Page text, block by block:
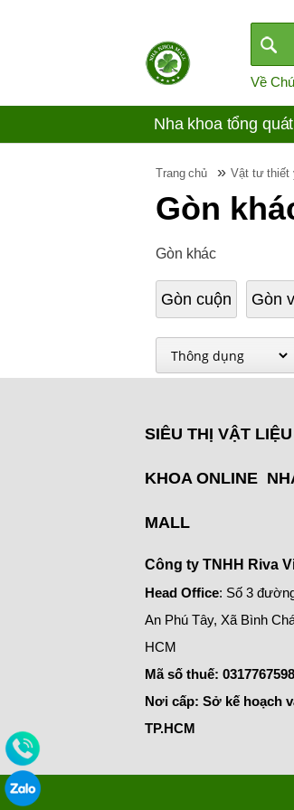
Về
Nha khoa tổng quát
Trang chủ »Vật tư thiết
Gòn
Gòn khác
Gòn cuộn Gòn
SIÊU THỊ VẬT
KHOA ONLINE
MALL
Công ty TNHH Riva
Head Office: Số 3
An Phú Tây, Xã Bình
HCM
Mã số thuế: 0317767598
Nơi cấp: Sở kế hoạch
TP.HCM